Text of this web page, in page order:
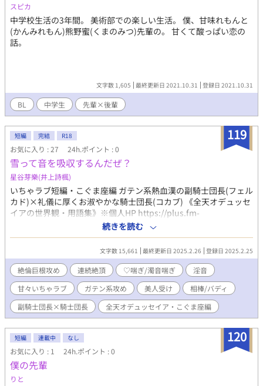
スピカ
中学校生活の3年間。 美術部での楽しい生活。 僕、甘味れもんと
(かんみれもん)熊野蜜(くまのみつ)先輩の。 甘くて酸っぱい恋の
話。
文字数 1,605 最終更新日 2021.10.31 登録日 2021.10.31
BL 中学生 先輩×後輩
119
短編 完結 R18
お気に入り : 27 24h.ポイント : 0
雪って音を吸収するんだぜ？
星谷芽樂(井上詩楓)
いちゃラブ短編・こぐま座編 ガテン系熱血漢の副騎士団長(フェル
カド)×礼儀に厚くお淑やかな騎士団長(コカブ) 《全天オデュッセ
イアの世界観・用語集》※個人HP https://plus.fm-
p.jp/u/odu88kitra/free?id=4 【あらすじ】 全天オデュッセイア・
最北の国、小熊国。 雪原の広がるこの国で騎士団の定期訓練が行
われようとしていた。 その前夜、雪蔵(かまくら)を造り就寝する
騎士達の中で、騎士団長と副騎士団長が共にする雪蔵は甘い空気
が漂っていて…… 世間では「極の双璧」と謳われる相棒同士の熱
くてトロトロに甘い夜をお楽しみ下さい♥ ⚠️♡喘ぎ濁点喘ぎ淫音
多めです。
続きを読む
文字数 15,661 最終更新日 2025.2.26 登録日 2025.2.25
絶倫巨根攻め 連続絶頂 ♡喘ぎ/濁音喘ぎ
淫音
甘々いちゃラブ
ガテン系攻め 美人受け
相棒/バディ
副騎士団長×騎士団長
全天オデュッセイア・こぐま座編
120
短編 連載中 なし
お気に入り : 1 24h.ポイント : 0
僕の先輩
りと